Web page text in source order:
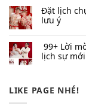
Đặt lịch
lưu ý
99+ Lời
lịch sự
LIKE PAGE NHÉ!